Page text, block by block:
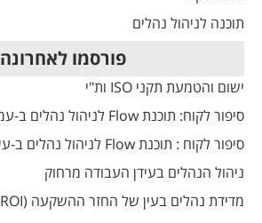
תוכנה לניהול נהלים
פורסמו לאחרונה
ישום והטמעת תקני ISO ות"י
סיפור לקוח: תוכנת Flow לניהול נהלים ב-עמיעד מערכות מים
סיפור לקוח : תוכנת Flow לניהול נהלים ב-עיריית אשדוד
ניהול הנהלים בעידן העבודה מרחוק
מדידת נהלים בעין של החזר ההשקעה (ROI)